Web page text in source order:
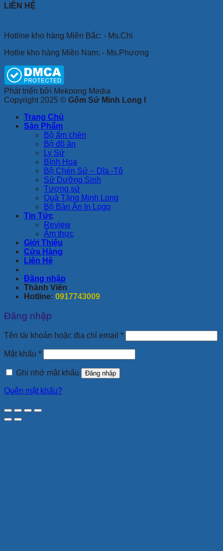
LIÊN HỆ
Hotline kho hàng Miền Bắc: - Ms.Chi
Hotlie kho hàng Miền Nam: - Ms.Phượng
Phát triển bởi Mekoong Media
Copyright 2025 © Gốm Sứ Minh Long I
Trang Chủ
Sản Phẩm
Bộ ấm chén
Bộ đồ ăn
Ly Sứ
Bình Hoa
Bộ Chén Sứ – Dĩa -Tô
Sứ Dưỡng Sinh
Tượng sứ
Quà Tặng Minh Long
Bộ Bàn Ăn In Logo
Tin Tức
Review
Ẩm thực
Giới Thiệu
Cửa Hàng
Liên Hệ
Đăng nhập
Thành Viên
Hotline: 0917743009
Đăng nhập
Tên tài khoản hoặc địa chỉ email *Bắt
buộc
Mật khẩu *Bắt
buộc
Ghi nhớ mật khẩu
Đăng nhập
Quên mật khẩu?